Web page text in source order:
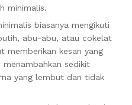
minimalis.
biasanya mengikuti
abu-abu, atau cokelat
memberikan kesan yang
sedikit
yang lembut dan tidak